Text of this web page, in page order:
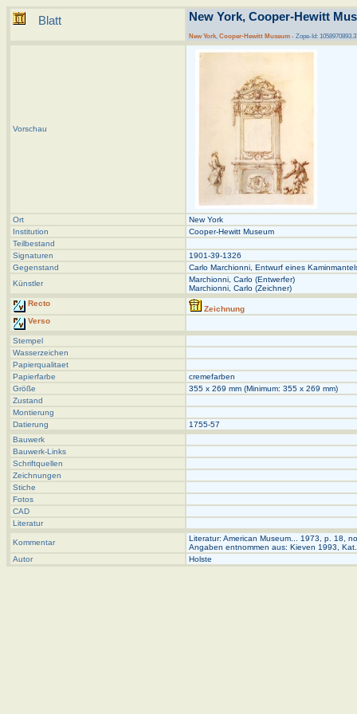
Blatt New York, Cooper-Hewitt
New York, Cooper-Hewitt Museum - Zope-Id:
Vorschau
Ort
New York
Institution
Cooper-Hewitt Museum
Teilbestand
Signaturen
1901-39-1326
Gegenstand
Carlo Marchionni, Entwurf eines
Künstler
Marchionni, Carlo (Entwerfer)
Marchionni, Carlo (Zeichner)
Recto
Zeichnung
Verso
Stempel
Wasserzeichen
Papierqualitaet
Papierfarbe
cremefarben
Größe
355 x 269 mm (Minimum: 355 x 269 mm)
Zustand
Montierung
Datierung
1755-57
Bauwerk
Bauwerk-Links
Schriftquellen
Zeichnungen
Stiche
Fotos
CAD
Literatur
Kommentar
Literatur: American Museum... 1973, p. 18,
Angaben entnommen aus: Kieven 1993,
Autor
Holste